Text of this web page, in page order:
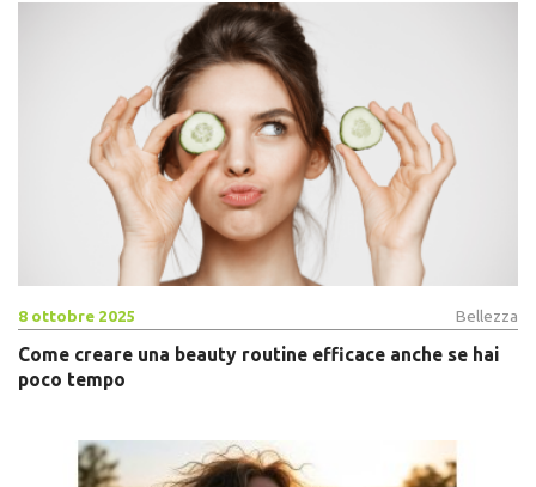
8 ottobre 2025 Bellezza
Come creare una beauty routine efficace anche se hai
poco tempo